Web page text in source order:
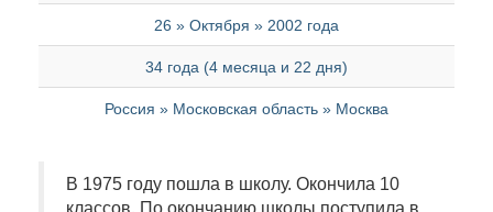
26 » Октября » 2002 года
34 года (4 месяца и 22 дня)
Россия » Московская область » Москва
В 1975 году пошла в школу. Окончила 10
классов. По окончанию школы поступила в